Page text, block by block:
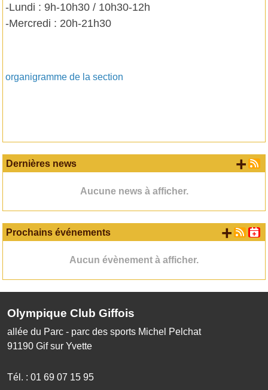
-Lundi : 9h-10h30 / 10h30-12h
-Mercredi : 20h-21h30
organigramme de la section
Dernières news
Aucune news à afficher.
+
Prochains événements
Aucun évènement à afficher.
+
Olympique Club Giffois
allée du Parc - parc des sports Michel Pelchat
91190 Gif sur Yvette
Tél. : 01 69 07 15 95